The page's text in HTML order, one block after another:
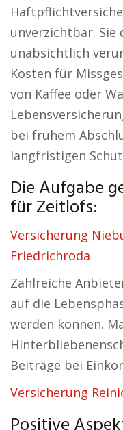
unverzichtbar. Sie
unabsichtlich
Kosten für
von Kaffee oder
bei frühem
langfristigen
Die Aufgabe
für Zeitlofs:
Versicherung
Friedrichroda
Zahlreiche
auf die
werden können.
Beiträge bei
Versicherung